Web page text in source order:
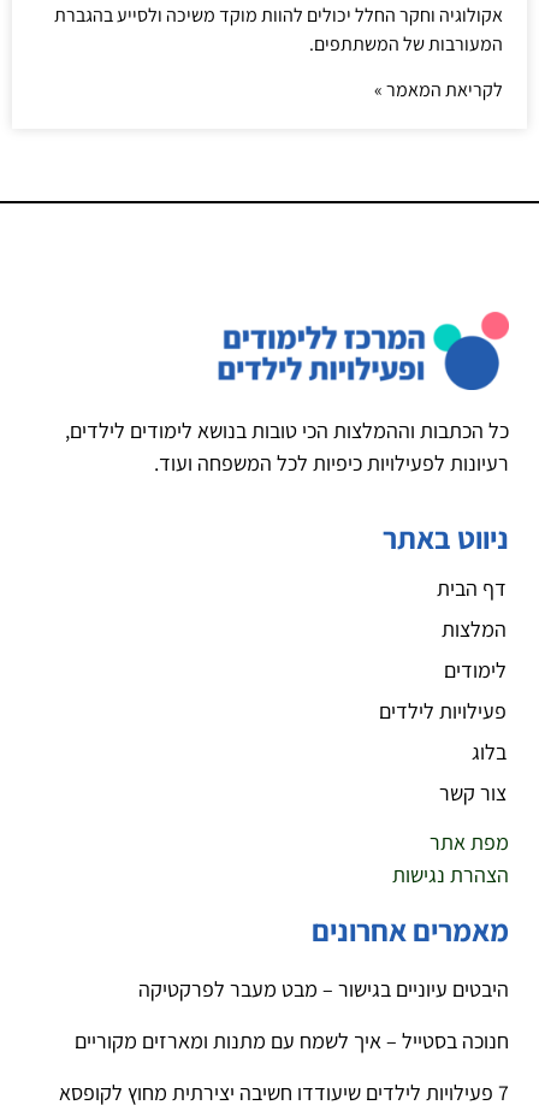
אקולוגיה וחקר החלל יכולים להוות מוקד משיכה ולסייע בהגברת
המעורבות של המשתתפים.
לקריאת המאמר »
כל הכתבות וההמלצות הכי טובות בנושא לימודים לילדים,
רעיונות לפעילויות כיפיות לכל המשפחה ועוד.
ניווט באתר
דף הבית
המלצות
לימודים
פעילויות לילדים
בלוג
צור קשר
מפת אתר
הצהרת נגישות
מאמרים אחרונים
היבטים עיוניים בגישור – מבט מעבר לפרקטיקה
חנוכה בסטייל – איך לשמח עם מתנות ומארזים מקוריים
7 פעילויות לילדים שיעודדו חשיבה יצירתית מחוץ לקופסא